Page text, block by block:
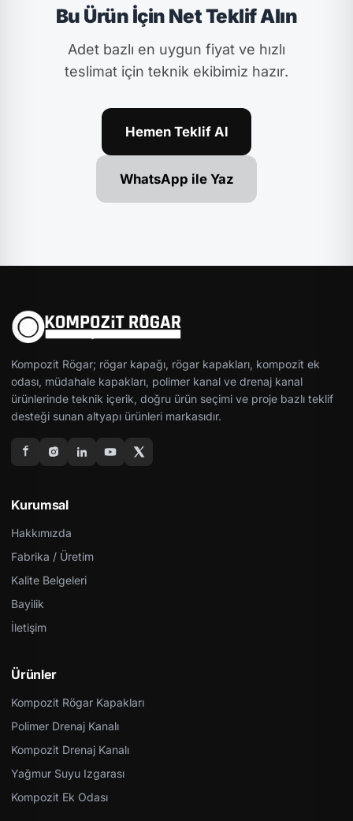
Bu Ürün İçin Net Teklif Alın
Adet bazlı en uygun fiyat ve hızlı
teslimat için teknik ekibimiz hazır.
Hemen Teklif Al
WhatsApp ile Yaz
Kompozit Rögar; rögar kapağı, rögar kapakları, kompozit ek
odası, müdahale kapakları, polimer kanal ve drenaj kanal
ürünlerinde teknik içerik, doğru ürün seçimi ve proje bazlı teklif
desteği sunan altyapı ürünleri markasıdır.
Kurumsal
Hakkımızda
Fabrika / Üretim
Kalite Belgeleri
Bayilik
İletişim
Ürünler
Kompozit Rögar Kapakları
Polimer Drenaj Kanalı
Kompozit Drenaj Kanalı
Yağmur Suyu Izgarası
Kompozit Ek Odası